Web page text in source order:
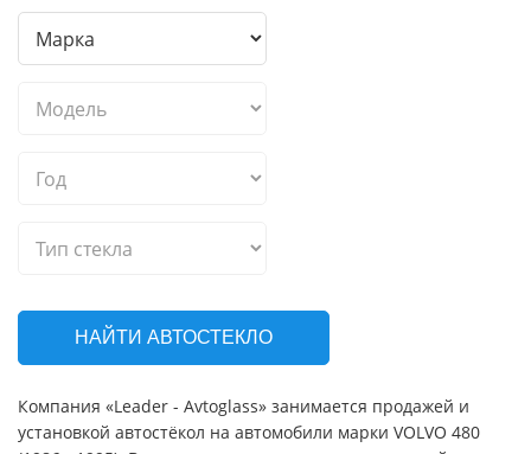
НАЙТИ АВТОСТЕКЛО
Компания «Leader - Avtoglass» занимается продажей и
установкой автостёкол на автомобили марки VOLVO 480